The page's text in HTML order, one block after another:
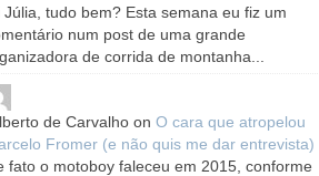
Júlia, tudo bem? Esta semana eu fiz um
num post de uma grande
de corrida de montanha...
de Carvalhoon O cara que atropelou
Fromer (e não quis me dar entrevista)
fato o motoboy faleceu em 2015, conforme